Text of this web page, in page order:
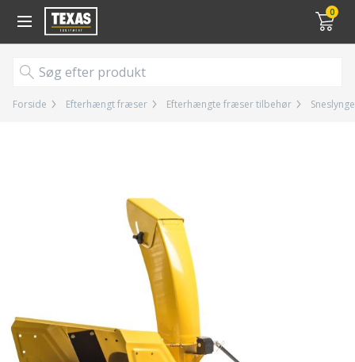
0
Gå til kurv (
Forside Efterhængt fræser Efterhængte fræser tilbehør Sneslynge